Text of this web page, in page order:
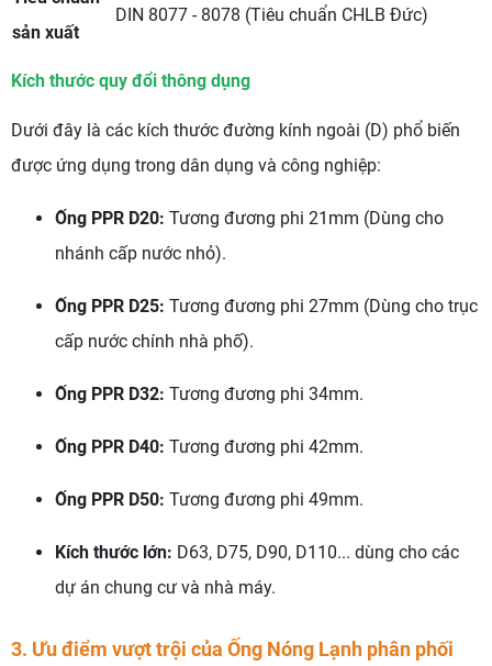
sản xuất
DIN 8077 - 8078 (Tiêu chuẩn CHLB Đức)
Kích thước quy đổi thông dụng
Dưới đây là các kích thước đường kính ngoài (D) phổ biến
được ứng dụng trong dân dụng và công nghiệp:
Ống PPR D20: Tương đương phi 21mm (Dùng cho
nhánh cấp nước nhỏ).
Ống PPR D25: Tương đương phi 27mm (Dùng cho trục
cấp nước chính nhà phố).
Ống PPR D32: Tương đương phi 34mm.
Ống PPR D40: Tương đương phi 42mm.
Ống PPR D50: Tương đương phi 49mm.
Kích thước lớn: D63, D75, D90, D110... dùng cho các
dự án chung cư và nhà máy.
3. Ưu điểm vượt trội của Ống Nóng Lạnh phân phối